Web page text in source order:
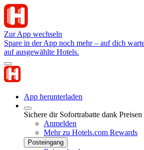
Zur App wechseln
Spare in der App noch mehr – auf dich
auf ausgewählte Hotels.
App herunterladen
Sichere dir Sofortrabatte dank
Anmelden
Mehr zu Hotels.com Rewards
Posteingang